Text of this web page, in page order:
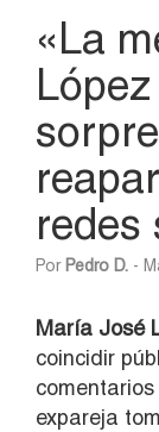
«La
redes
Por Pedro D. -
María José
coincidir
expareja